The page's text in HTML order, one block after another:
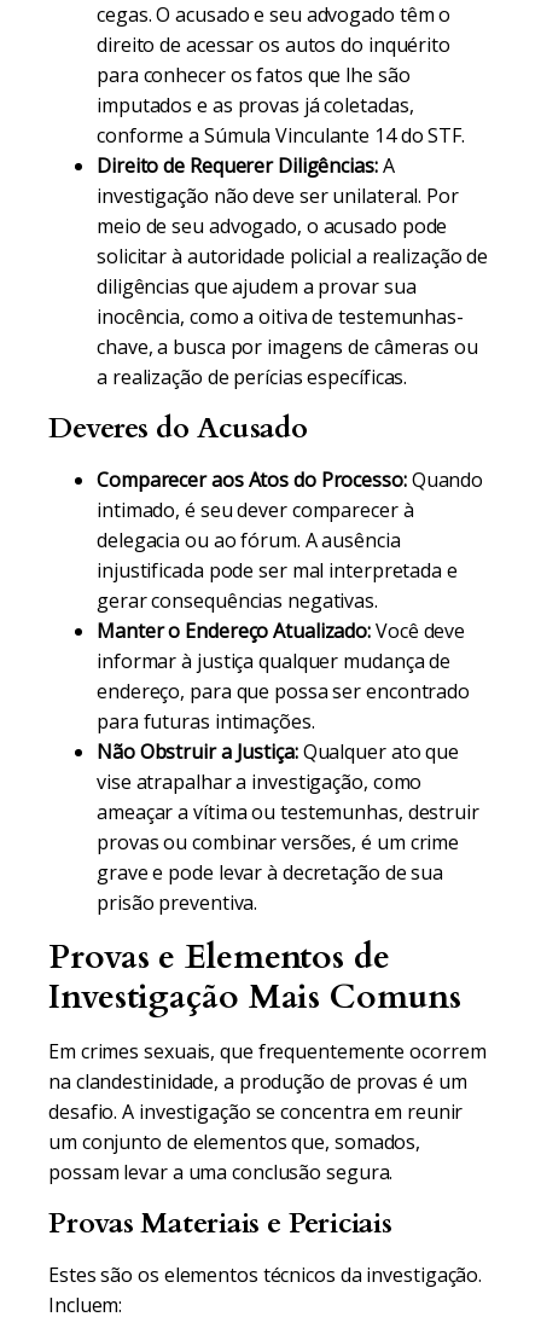
cegas. O acusado e seu advogado têm o
direito de acessar os autos do inquérito
para conhecer os fatos que lhe são
imputados e as provas já coletadas,
conforme a Súmula Vinculante 14 do STF.
Direito de Requerer Diligências:A
investigação não deve ser unilateral. Por
meio de seu advogado, o acusado pode
solicitar à autoridade policial a realização de
diligências que ajudem a provar sua
inocência, como a oitiva de testemunhas-
chave, a busca por imagens de câmeras ou
a realização de perícias específicas.
Deveres do Acusado
Comparecer aos Atos do Processo:Quando
intimado, é seu dever comparecer à
delegacia ou ao fórum. A ausência
injustificada pode ser mal interpretada e
gerar consequências negativas.
Manter o Endereço Atualizado:Você deve
informar à justiça qualquer mudança de
endereço, para que possa ser encontrado
para futuras intimações.
Não Obstruir a Justiça:Qualquer ato que
vise atrapalhar a investigação, como
ameaçar a vítima ou testemunhas, destruir
provas ou combinar versões, é um crime
grave e pode levar à decretação de sua
prisão preventiva.
Provas e Elementos de
Investigação Mais Comuns
Em crimes sexuais, que frequentemente ocorrem
na clandestinidade, a produção de provas é um
desafio. A investigação se concentra em reunir
um conjunto de elementos que, somados,
possam levar a uma conclusão segura.
Provas Materiais e Periciais
Estes são os elementos técnicos da investigação.
Incluem: